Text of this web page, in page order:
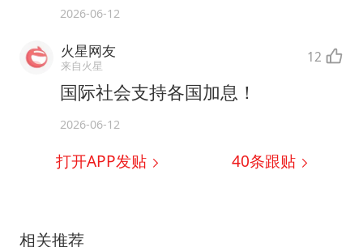
2026-06-12
火星网友
来自火星 12
国际社会支持各国加息！
2026-06-12
打开APP发贴 40条跟贴
相关推荐